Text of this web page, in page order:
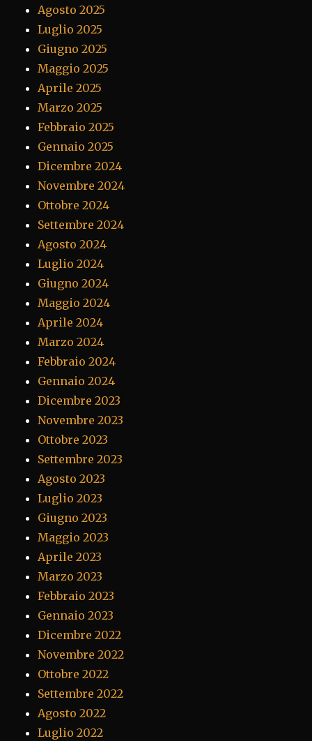
Agosto 2025
Luglio 2025
Giugno 2025
Maggio 2025
Aprile 2025
Marzo 2025
Febbraio 2025
Gennaio 2025
Dicembre 2024
Novembre 2024
Ottobre 2024
Settembre 2024
Agosto 2024
Luglio 2024
Giugno 2024
Maggio 2024
Aprile 2024
Marzo 2024
Febbraio 2024
Gennaio 2024
Dicembre 2023
Novembre 2023
Ottobre 2023
Settembre 2023
Agosto 2023
Luglio 2023
Giugno 2023
Maggio 2023
Aprile 2023
Marzo 2023
Febbraio 2023
Gennaio 2023
Dicembre 2022
Novembre 2022
Ottobre 2022
Settembre 2022
Agosto 2022
Luglio 2022